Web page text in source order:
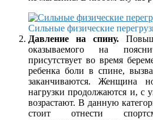
Сильные физические
Давление на спину.
оказываемого на
присутствует во время
ребенка боли в спине,
заканчиваются. Женщина
нагрузки продолжаются и, с
возрастают. В данную
стоит отнести